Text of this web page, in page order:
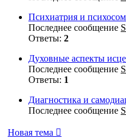
Психиатрия и
Последнее сообщение
Ответы: 2
Духовные аспекты
Последнее сообщение
Ответы: 1
Диагностика и
Последнее сообщение
Новая тема